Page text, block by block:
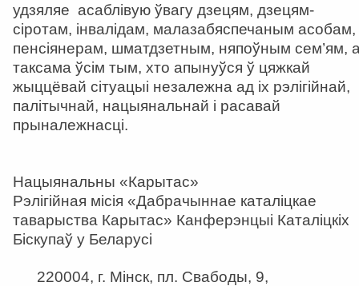
удзяляе асаблівую ўвагу дзецям, дзецям-
сіротам, інвалідам, малазабяспечаным асобам,
пенсіянерам, шматдзетным, няпоўным сем’ям,
таксама ўсім тым, хто апынуўся ў цяжкай
жыццёвай сітуацыі незалежна ад іх рэлігійнай,
палітычнай, нацыянальнай і расавай
прыналежнасці.
Нацыянальны «Карытас»
Рэлігійная місія «Дабрачыннае каталіцкае
таварыства Карытас» Канферэнцыі Каталіцкіх
Біскупаў у Беларусі
220004, г. Мінск, пл. Свабоды, 9,